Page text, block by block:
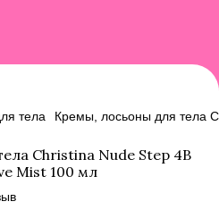
тела Кремы, лосьоны для тела
Christina Nude Step 4B
Mist 100 мл